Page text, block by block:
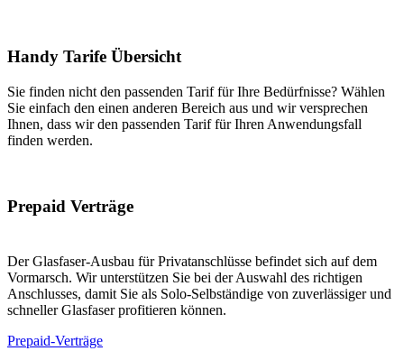
Handy Tarife Übersicht
Sie finden nicht den passenden Tarif für Ihre Bedürfnisse? Wählen
Sie einfach den einen anderen Bereich aus und wir versprechen
Ihnen, dass wir den passenden Tarif für Ihren Anwendungsfall
finden werden.
Prepaid Verträge
Der Glasfaser-Ausbau für Privatanschlüsse befindet sich auf dem
Vormarsch. Wir unterstützen Sie bei der Auswahl des richtigen
Anschlusses, damit Sie als Solo-Selbständige von zuverlässiger und
schneller Glasfaser profitieren können.
Prepaid-Verträge